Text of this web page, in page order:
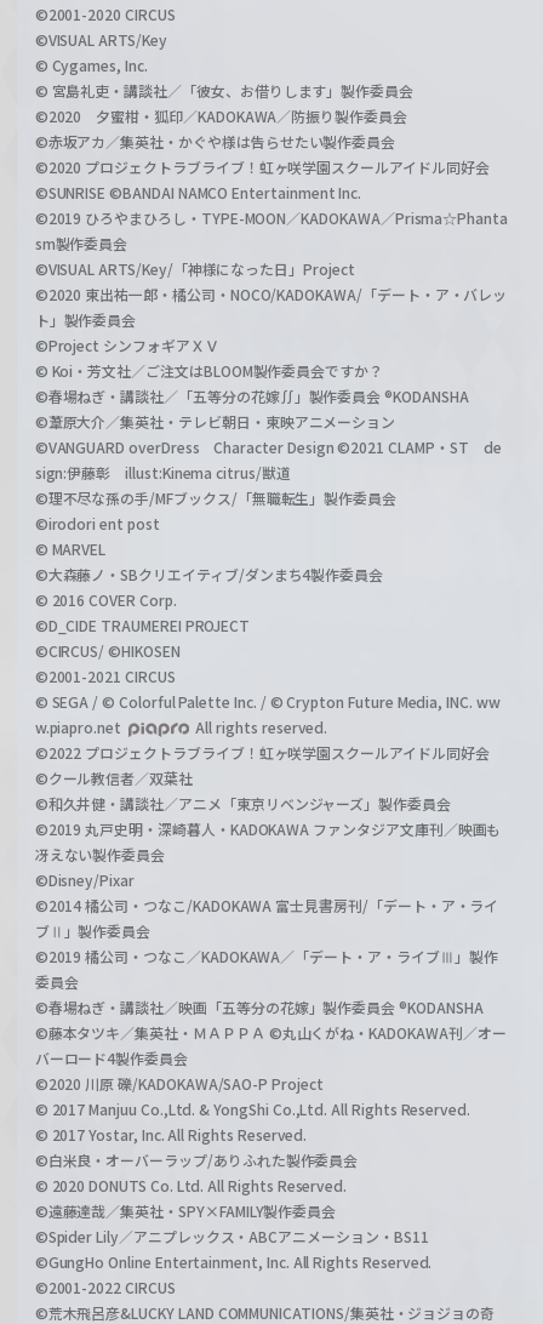
©2001-2020 CIRCUS
©VISUAL ARTS/Key
© Cygames, Inc.
© 宮島礼吏・講談社／「彼女、お借りします」製作委員会
©2020 夕蜜柑・狐印／KADOKAWA／防振り製作委員会
©赤坂アカ／集英社・かぐや様は告らせたい製作委員会
©2020 プロジェクトラブライブ！虹ヶ咲学園スクールアイドル同好会
©SUNRISE ©BANDAI NAMCO Entertainment Inc.
©2019 ひろやまひろし・TYPE-MOON／KADOKAWA／Prisma☆Phanta
sm製作委員会
©VISUAL ARTS/Key/「神様になった日」Project
©2020 東出祐一郎・橘公司・NOCO/KADOKAWA/「デート・ア・バレッ
ト」製作委員会
©Project シンフォギアＸＶ
© Koi・芳文社／ご注文はBLOOM製作委員会ですか？
©春場ねぎ・講談社／「五等分の花嫁∬」製作委員会 ®KODANSHA
©葦原大介／集英社・テレビ朝日・東映アニメーション
©VANGUARD overDress Character Design ©2021 CLAMP・ST de
sign:伊藤彰 illust:Kinema citrus/獣道
©理不尽な孫の手/MFブックス/「無職転生」製作委員会
©irodori ent post
© MARVEL
©大森藤ノ・SBクリエイティブ/ダンまち4製作委員会
© 2016 COVER Corp.
©D_CIDE TRAUMEREI PROJECT
©CIRCUS/ ©HIKOSEN
©2001-2021 CIRCUS
© SEGA / © Colorful Palette Inc. / © Crypton Future Media, INC. ww
w.piapro.net
All rights reserved.
©2022 プロジェクトラブライブ！虹ヶ咲学園スクールアイドル同好会
©クール教信者／双葉社
©和久井健・講談社／アニメ「東京リベンジャーズ」製作委員会
©2019 丸戸史明・深崎暮人・KADOKAWA ファンタジア文庫刊／映画も
冴えない製作委員会
©Disney/Pixar
©2014 橘公司・つなこ/KADOKAWA 富士見書房刊/「デート・ア・ライ
ブⅡ」製作委員会
©2019 橘公司・つなこ／KADOKAWA／「デート・ア・ライブⅢ」製作
委員会
©春場ねぎ・講談社／映画「五等分の花嫁」製作委員会 ®KODANSHA
©藤本タツキ／集英社・ＭＡＰＰＡ ©丸山くがね・KADOKAWA刊／オー
バーロード4製作委員会
©2020 川原 礫/KADOKAWA/SAO-P Project
© 2017 Manjuu Co.,Ltd. & YongShi Co.,Ltd. All Rights Reserved.
© 2017 Yostar, Inc. All Rights Reserved.
©白米良・オーバーラップ/ありふれた製作委員会
© 2020 DONUTS Co. Ltd. All Rights Reserved.
©遠藤達哉／集英社・SPY×FAMILY製作委員会
©Spider Lily／アニプレックス・ABCアニメーション・BS11
©GungHo Online Entertainment, Inc. All Rights Reserved.
©2001-2022 CIRCUS
©荒木飛呂彦&LUCKY LAND COMMUNICATIONS/集英社・ジョジョの奇